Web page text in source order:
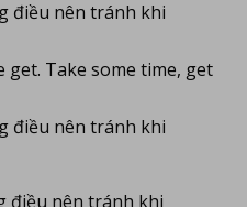
get. Take some time, get